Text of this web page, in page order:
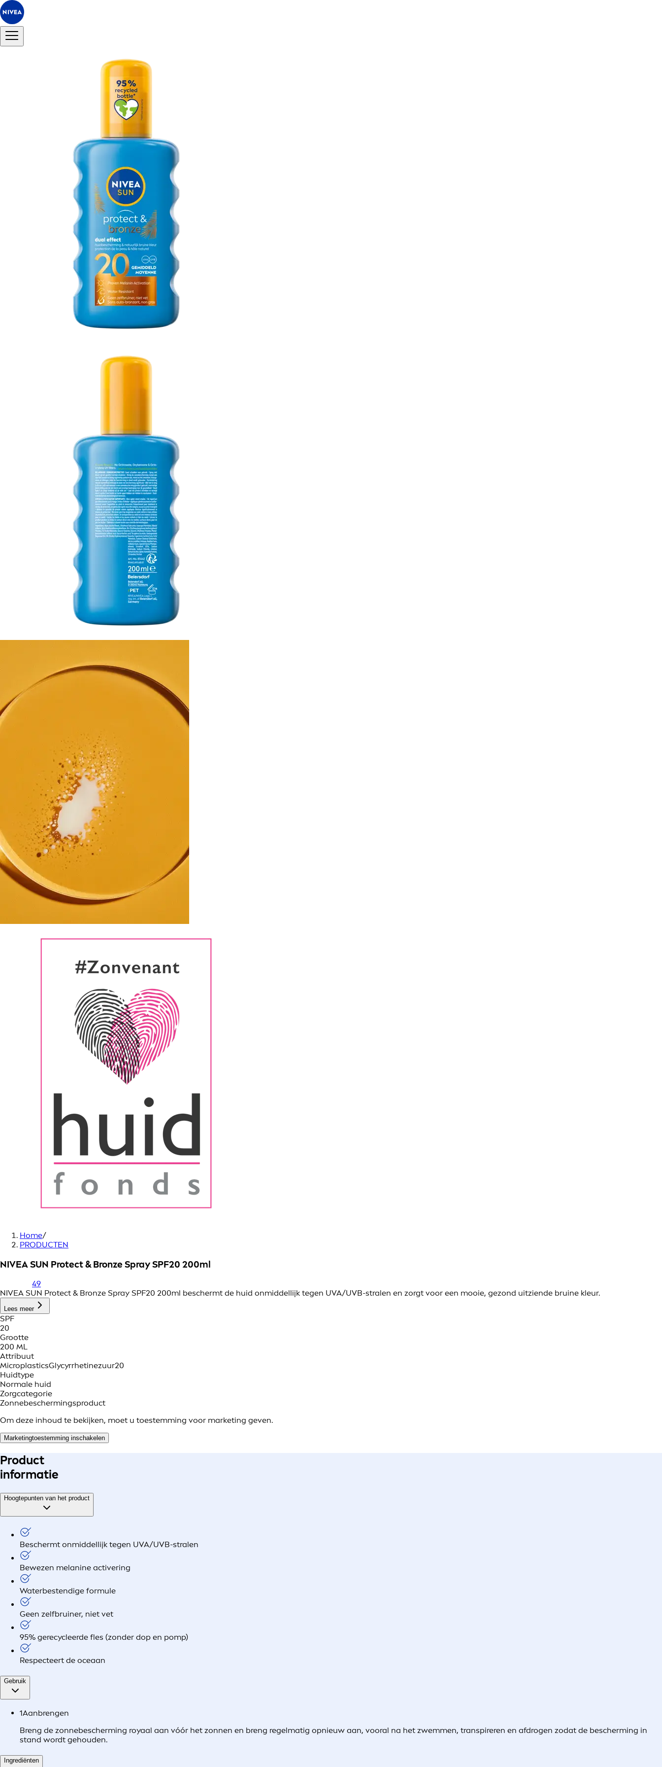
Home/
PRODUCTEN
NIVEA SUN Protect & Bronze Spray SPF20 200ml
49
NIVEA SUN Protect & Bronze Spray SPF20 200ml beschermt de huid onmiddellijk tegen UVA/UVB-stralen en zorgt voor een mooie, gezond uitziende bruine kleur.
Lees meer
SPF
20
Grootte
200 ML
Attribuut
MicroplasticsGlycyrrhetinezuur20
Huidtype
Normale huid
Zorgcategorie
Zonnebeschermingsproduct
Om deze inhoud te bekijken, moet u toestemming voor marketing geven.
Marketingtoestemming inschakelen
Product
informatie
Hoogtepunten van het product
Beschermt onmiddellijk tegen UVA/UVB-stralen
Bewezen melanine activering
Waterbestendige formule
Geen zelfbruiner, niet vet
95% gerecycleerde fles (zonder dop en pomp)
Respecteert de oceaan
Gebruik
1Aanbrengen
Breng de zonnebescherming royaal aan vóór het zonnen en breng regelmatig opnieuw aan, vooral na het zwemmen, transpireren en afdrogen zodat de bescherming in
stand wordt gehouden.
Ingrediënten